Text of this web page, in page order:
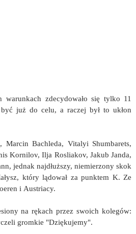
zdecydowało się tylko 11
już do celu, a raczej był to ukłon
Marcin Bachleda, Vitalyi Shumbarets,
Kornilov, Ilja Rosliakov, Jakub Janda,
jednak najdłuższy, niemierzony skok
który lądował za punktem K. Ze
i Austriacy.
na rękach przez swoich kolegów:
gromkie "Dziękujemy".